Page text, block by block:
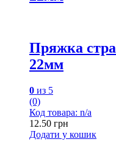
Пряжка
22мм
0 из 5
(0)
Код товара: n/a
12.50 грн
Додати у кошик